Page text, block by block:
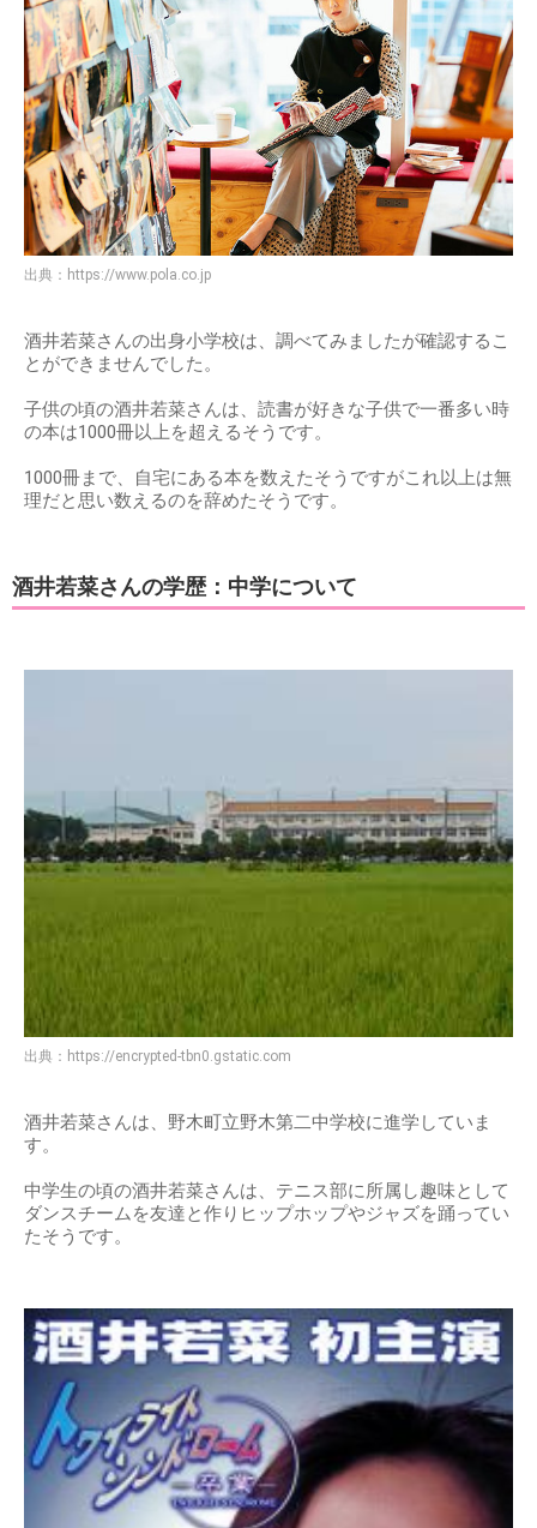
出典： https://www.pola.co.jp
酒井若菜さんの出身小学校は、調べてみましたが確認するこ
とができませんでした。
子供の頃の酒井若菜さんは、読書が好きな子供で一番多い時
の本は1000冊以上を超えるそうです。
1000冊まで、自宅にある本を数えたそうですがこれ以上は無
理だと思い数えるのを辞めたそうです。
酒井若菜さんの学歴：中学について
出典： https://encrypted-tbn0.gstatic.com
酒井若菜さんは、野木町立野木第二中学校に進学していま
す。
中学生の頃の酒井若菜さんは、テニス部に所属し趣味として
ダンスチームを友達と作りヒップホップやジャズを踊ってい
たそうです。